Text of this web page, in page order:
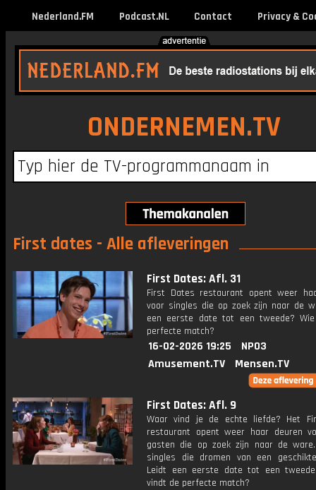
Nederland.FM Podcast.NL Contact Privacy &
ONDERNEMEN.TV
First dates - Alle afleveringen
First Dates: Afl. 31
First Dates restaurant opent weer
voor singles die op zoek zijn naar de
een eerste date tot een tweede?
perfecte match?
16-02-2026 19:25
NPO3
Amusement.TV
Mensen.TV
First Dates: Afl. 9
Waar vind je de echte liefde? Het
restaurant opent weer haar deuren
gasten die op zoek zijn naar de
singles die dromen van een
Leidt een eerste date tot een
vindt de perfecte match?